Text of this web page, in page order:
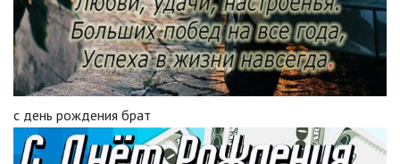
с день рождения брат